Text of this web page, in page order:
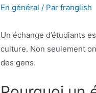
En général / Parfranglish
Un échange d’étudiants
culture. Non seulement
des gens.